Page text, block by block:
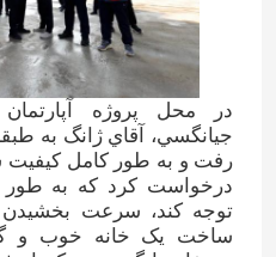
صفحه اصلی
محصولات
فیلم های
در محل پروژه
جيانگسي، آقاي ژانگ به
رفت و به طور کامل کیفیت
درخواست کرد که به طور
توجه کند، سرعت